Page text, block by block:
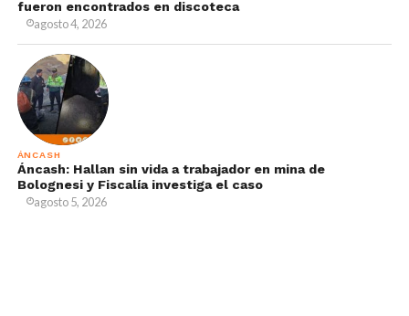
fueron encontrados en discoteca
agosto 4, 2026
ÁNCASH
Áncash: Hallan sin vida a trabajador en mina de
Bolognesi y Fiscalía investiga el caso
agosto 5, 2026